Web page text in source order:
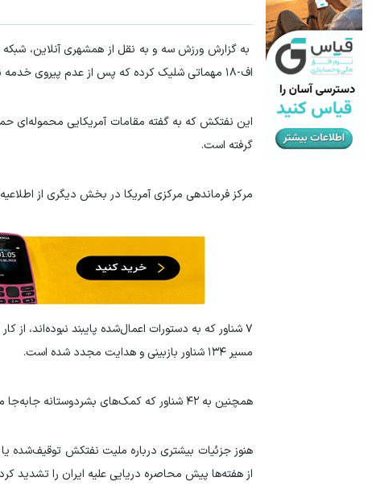
به گزارش ورزش سه و به نقل از همشهری آنلاین،
اف-۱۸ مهماتی شلیک کرده که پس از عدم پیروی خدمه نفتکش از دستورات، موتورهای آن را هدف قرار داده است.
این نفتکش که به گفته مقامات آمریکایی محموله‌ای
گرفته است.
مرکز فرماندهی مرکزی آمریکا در بخش دیگری از
۷ شناور که به دستورات اعمال‌شده پایبند نبوده‌اند، از کار انداخته شده‌اند (توقیف یا از حرکت بازمانده‌اند).
مسیر ۱۳۴ شناور بازبینی و هدایت مجدد شده است.
همچنین به ۴۲ شناور که کمک‌های بشردوستانه جابه‌جا می‌کرده‌اند، اجازه عبور داده شده است.
هنوز جزئیات بیشتری درباره ملیت نفتکش توقیف‌شده
از هفته‌ها پیش محاصره دریایی علیه ایران را تشدید